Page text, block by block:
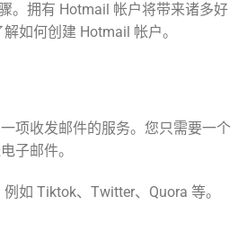
。拥有 Hotmail 帐户将带来诸多好
如何创建 Hotmail 帐户。
项收发邮件的服务。您只需要一个
子邮件。
如 Tiktok、Twitter、Quora 等。